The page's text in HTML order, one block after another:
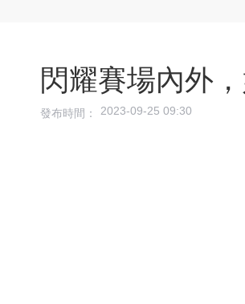
閃耀賽場內外
發布時間： 2023-09-25 09:30